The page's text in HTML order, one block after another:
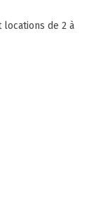
locations de 2 à